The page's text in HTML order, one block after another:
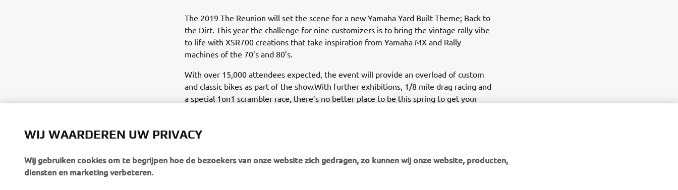
The 2019 The Reunion will set the scene for a new Yamaha Yard Built Theme; Back to
the Dirt. This year the challenge for nine customizers is to bring the vintage rally vibe
to life with XSR700 creations that take inspiration from Yamaha MX and Rally
machines of the 70’s and 80’s.
With over 15,000 attendees expected, the event will provide an overload of custom
and classic bikes as part of the show.With further exhibitions, 1/8 mile drag racing and
a special 1on1 scrambler race, there’s no better place to be this spring to get your
WIJ WAARDEREN UW PRIVACY
Wij gebruiken cookies om te begrijpen hoe de bezoekers van onze website zich gedragen, zo kunnen wij onze website, producten,
diensten en marketing verbeteren.